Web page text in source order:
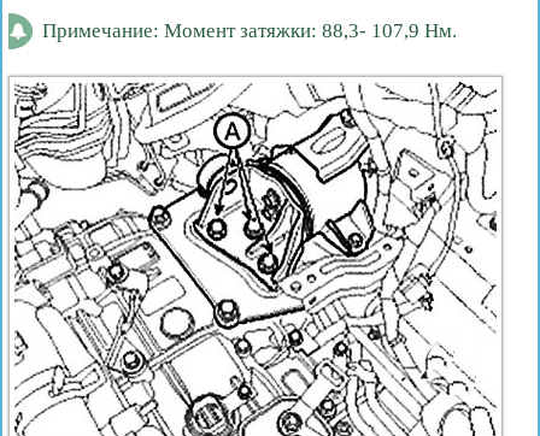
Примечание: Момент затяжки: 88,3- 107,9 Нм.